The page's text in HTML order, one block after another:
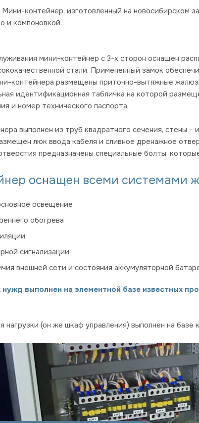
контейнер, изготовленный на новосибирском
и компоновкой.
мини-контейнер с 3-х сторон оснащен
стали. Примененный замок
контейнера размещены приточно-вытяжные
идентификационная табличка на которой
и номер технического паспорта.
выполнен из труб квадратного сечения, стены
люк ввода кабеля и сливное дренажное
предназначены специальные болты,
оснащен всеми системами
освещение
обогрева
сигнализации
внешней сети и состояния аккумуляторной
выполнен на элементной базе известных
(он же шкаф управления) выполнен на базе